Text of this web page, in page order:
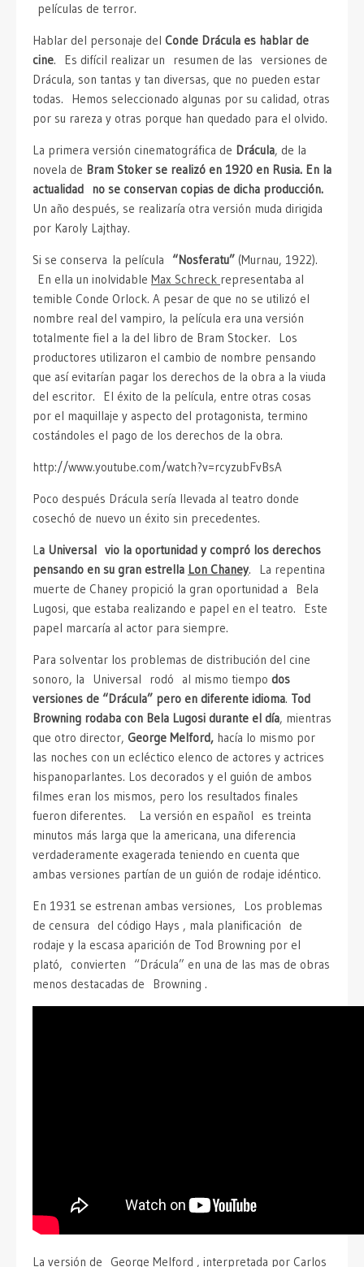
películas de terror.
Hablar del personaje del Conde Drácula es hablar de
cine. Es difícil realizar un resumen de las versiones de
Drácula, son tantas y tan diversas, que no pueden estar
todas. Hemos seleccionado algunas por su calidad, otras
por su rareza y otras porque han quedado para el olvido.
La primera versión cinematográfica de Drácula, de la
novela de Bram Stoker se realizó en 1920 en Rusia. En la
actualidad no se conservan copias de dicha producción.
Un año después, se realizaría otra versión muda dirigida
por Karoly Lajthay.
Si se conserva la película “Nosferatu” (Murnau, 1922).
En ella un inolvidable Max Schreck representaba al
temible Conde Orlock. A pesar de que no se utilizó el
nombre real del vampiro, la película era una versión
totalmente fiel a la del libro de Bram Stocker. Los
productores utilizaron el cambio de nombre pensando
que así evitarían pagar los derechos de la obra a la viuda
del escritor. El éxito de la película, entre otras cosas
por el maquillaje y aspecto del protagonista, termino
costándoles el pago de los derechos de la obra.
http://www.youtube.com/watch?v=rcyzubFvBsA
Poco después Drácula sería llevada al teatro donde
cosechó de nuevo un éxito sin precedentes.
La Universal vio la oportunidad y compró los derechos
pensando en su gran estrella Lon Chaney. La repentina
muerte de Chaney propició la gran oportunidad a Bela
Lugosi, que estaba realizando e papel en el teatro. Este
papel marcaría al actor para siempre.
Para solventar los problemas de distribución del cine
sonoro, la Universal rodó al mismo tiempo dos
versiones de “Drácula” pero en diferente idioma. Tod
Browning rodaba con Bela Lugosi durante el día, mientras
que otro director, George Melford, hacía lo mismo por
las noches con un ecléctico elenco de actores y actrices
hispanoparlantes. Los decorados y el guión de ambos
filmes eran los mismos, pero los resultados finales
fueron diferentes. La versión en español es treinta
minutos más larga que la americana, una diferencia
verdaderamente exagerada teniendo en cuenta que
ambas versiones partían de un guión de rodaje idéntico.
En 1931 se estrenan ambas versiones, Los problemas
de censura del código Hays , mala planificación de
rodaje y la escasa aparición de Tod Browning por el
plató, convierten “Drácula” en una de las mas de obras
menos destacadas de Browning .
La versión de George Melford , interpretada por Carlos